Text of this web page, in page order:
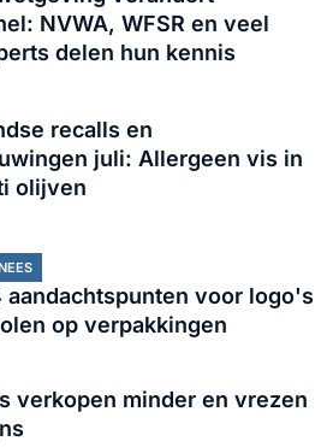
NVWA, WFSR en veel
delen hun kennis
recalls en
juli: Allergeen vis in
olijven
aandachtspunten voor logo's
op verpakkingen
verkopen minder en vrezen